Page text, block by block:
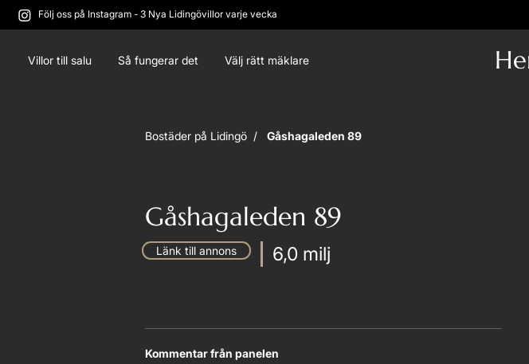
Villor till salu Så fungerar det Välj rätt mäklare He
Följ oss på Instagram - 3 Nya Lidingövillor varje vecka
Bostäder på Lidingö / Gåshagaleden 89
Gåshagaleden 89
Länk till annons 6,0 milj
Kommentar från panelen